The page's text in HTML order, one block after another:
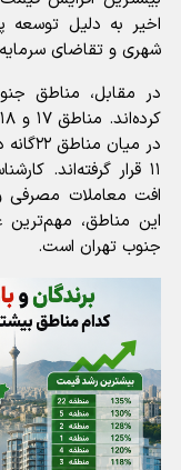
اخیر به دلیل توسعه
شهری و تقاضای
در مقابل، مناطق
۱۱ قرار گرفته‌اند.
افت معاملات
این مناطق،
جنوب تهران است.